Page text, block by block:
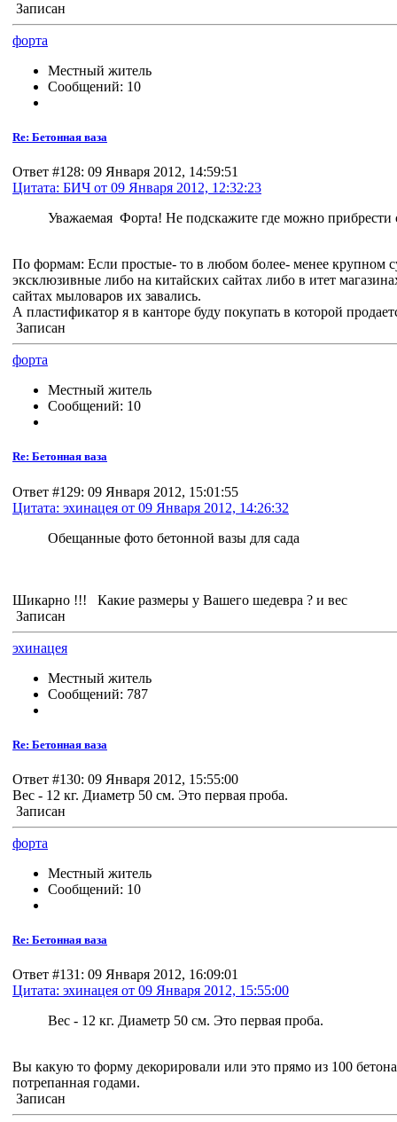
Записан
форта
Местный житель
Сообщений: 10
Re: Бетонная ваза
Ответ #128: 09 Января 2012, 14:59:51
Цитата: БИЧ от 09 Января 2012, 12:32:23
Уважаемая Форта! Не подскажите где можно
По формам: Если простые- то в любом более- менее крупном
эксклюзивные либо на китайских сайтах либо в итет
сайтах мыловаров их завались.
А пластификатор я в канторе буду покупать в которой
Записан
форта
Местный житель
Сообщений: 10
Re: Бетонная ваза
Ответ #129: 09 Января 2012, 15:01:55
Цитата: эхинацея от 09 Января 2012, 14:26:32
Обещанные фото бетонной вазы для сада
Шикарно !!! Какие размеры у Вашего шедевра ? и вес
Записан
эхинацея
Местный житель
Сообщений: 787
Re: Бетонная ваза
Ответ #130: 09 Января 2012, 15:55:00
Вес - 12 кг. Диаметр 50 см. Это первая проба.
Записан
форта
Местный житель
Сообщений: 10
Re: Бетонная ваза
Ответ #131: 09 Января 2012, 16:09:01
Цитата: эхинацея от 09 Января 2012, 15:55:00
Вес - 12 кг. Диаметр 50 см. Это первая проба.
Вы какую то форму декорировали или это прямо из 100
потрепанная годами.
Записан